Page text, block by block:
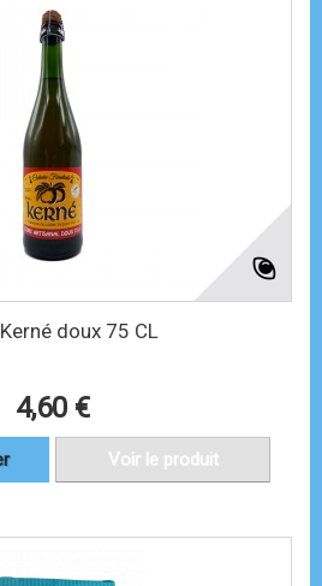
doux 75 CL
4,60 €
Voir le produit